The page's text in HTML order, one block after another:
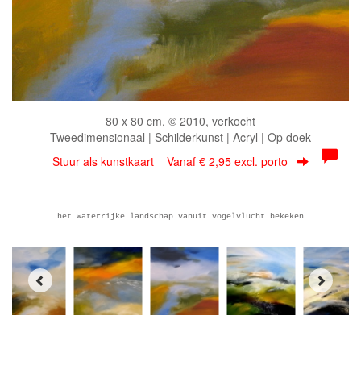
80 x 80 cm, © 2010, verkocht
Tweedimensionaal | Schilderkunst | Acryl | Op doek
Stuur als kunstkaart Vanaf € 2,95 excl. porto
het waterrijke landschap vanuit vogelvlucht bekeken